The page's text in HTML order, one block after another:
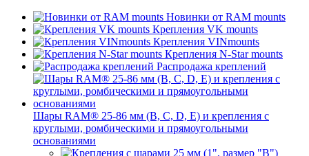
Новинки от RAM mounts
Крепления VK mounts
Крепления VINmounts
Крепления N-Star mounts
Распродажа креплений
Шары RAM® 25-86 мм (B, C, D, E) и крепления с
круглыми, ромбическими и прямоугольными
основаниями